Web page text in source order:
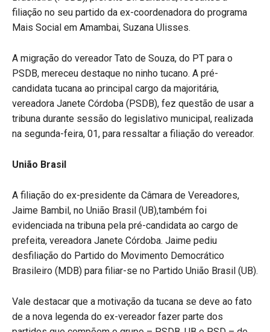
filiação no seu partido da ex-coordenadora do programa
Mais Social em Amambai, Suzana Ulisses.
A migração do vereador Tato de Souza, do PT para o
PSDB, mereceu destaque no ninho tucano. A pré-
candidata tucana ao principal cargo da majoritária,
vereadora Janete Córdoba (PSDB), fez questão de usar a
tribuna durante sessão do legislativo municipal, realizada
na segunda-feira, 01, para ressaltar a filiação do vereador.
União Brasil
A filiação do ex-presidente da Câmara de Vereadores,
Jaime Bambil, no União Brasil (UB),também foi
evidenciada na tribuna pela pré-candidata ao cargo de
prefeita, vereadora Janete Córdoba. Jaime pediu
desfiliação do Partido do Movimento Democrático
Brasileiro (MDB) para filiar-se no Partido União Brasil (UB).
Vale destacar que a motivação da tucana se deve ao fato
de a nova legenda do ex-vereador fazer parte dos